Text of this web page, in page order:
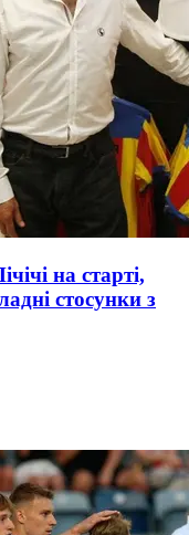
на старті,
стосунки з